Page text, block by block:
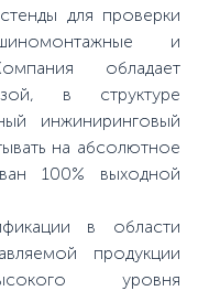
для проверки
и
обладает
в структуре
инжиниринговый
на абсолютное
100% выходной
в области
продукции
уровня